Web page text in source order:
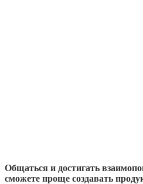
Общаться и достигать
сможете проще создавать